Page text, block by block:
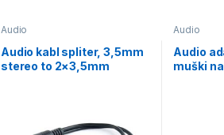
Audio
Audio kabl spliter, 3,5mm
stereo to 2×3,5mm
Audio
Audio
muški